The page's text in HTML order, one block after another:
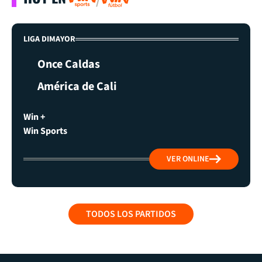
LIGA DIMAYOR
Once Caldas
América de Cali
Win +
Win Sports
VER ONLINE
TODOS LOS PARTIDOS